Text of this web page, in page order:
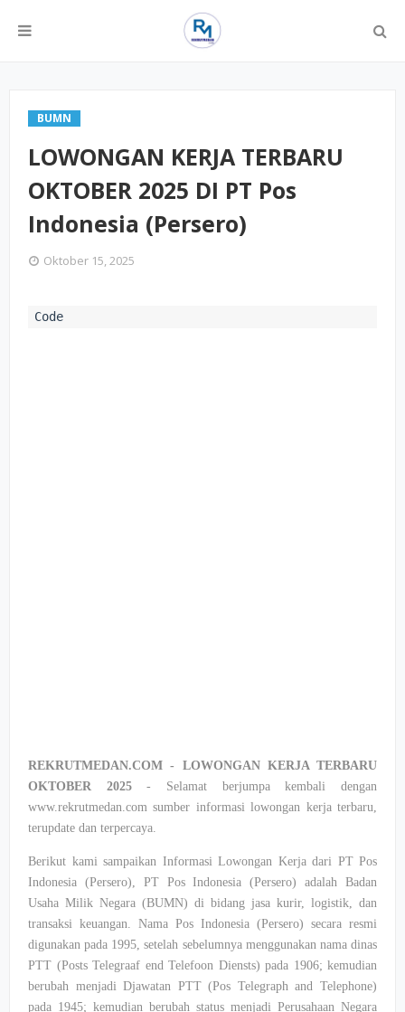
BUMN
LOWONGAN KERJA TERBARU
OKTOBER 2025 DI PT Pos
Indonesia (Persero)
Oktober 15, 2025
REKRUTMEDAN.COM - LOWONGAN KERJA TERBARU
OKTOBER 2025- Selamat berjumpa kembali dengan
www.rekrutmedan.com sumber informasi lowongan kerja terbaru,
terupdate dan terpercaya.
Berikut kami sampaikan Informasi Lowongan Kerja dari PT Pos
Indonesia (Persero), PT Pos Indonesia (Persero) adalah Badan
Usaha Milik Negara (BUMN) di bidang jasa kurir, logistik, dan
transaksi keuangan. Nama Pos Indonesia (Persero) secara resmi
digunakan pada 1995, setelah sebelumnya menggunakan nama dinas
PTT (Posts Telegraaf end Telefoon Diensts) pada 1906; kemudian
berubah menjadi Djawatan PTT (Pos Telegraph and Telephone)
pada 1945; kemudian berubah status menjadi Perusahaan Negara